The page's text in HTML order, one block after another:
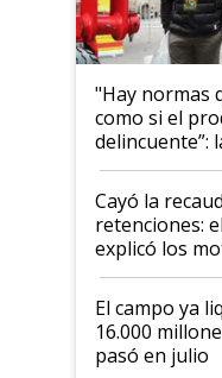
"Hay normas
como si el
delincuente”:
al Congreso
habló del
Cayó la
retenciones:
explicó los
El campo ya
16.000
pasó en julio